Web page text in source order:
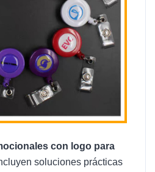
con logo para
soluciones prácticas